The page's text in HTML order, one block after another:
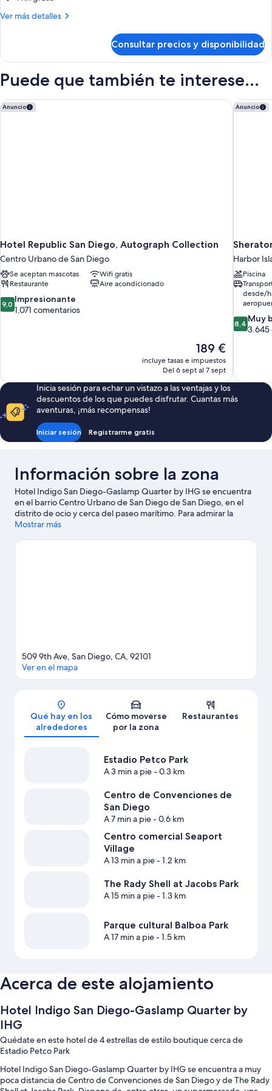
2
Ver más detalles
Más
Queen
Consultar precios y disponibilidad
Puede que también te interese...
Anuncio
Hotel Republic San Diego, Autograph Collection
Centro Urbano de San Diego
Se aceptan mascotas
Wifi gratis
Restaurante
Aire acondicionado
9.0
sobre
9,0 Impresionante
1.071 comentarios
El
precio
actual
de
189 €
189 €
incluye tasas e impuestos
Del 6 sept al 7 sept
Hotel Republic San Diego, Autograph Collection Anuncio
Harbor
Piscina
desde/
8.4
sobre
3.645
8,4 Muy
3.645
Inicia sesión para echar un vistazo a las ventajas y los
descuentos de los que puedes disfrutar. Cuantas más
aventuras, ¡más recompensas!
Iniciar sesión Registrarme gratis
Información sobre la zona
Hotel Indigo San Diego-Gaslamp Quarter by IHG se encuentra
en el barrio Centro Urbano de San Diego de San Diego, en el
distrito de ocio y cerca del paseo marítimo. Para admirar la
belleza natural de esta región, nada como Parque cultural
cultural a tus vacaciones, visita The Rady Shell at Jacobs Park y
Mostrar más
Mapa
509 9th Ave, San Diego, CA, 92101
Ver en el mapa
Qué hay en los
alrededores
Cómo moverse
por la zona
Restaurantes
Estadio Petco Park
A 3 min a pie- 0.3 km
Centro de Convenciones de
San Diego
A 7 min a pie- 0.6 km
Centro comercial Seaport
Village
A 13 min a pie- 1.2 km
The Rady Shell at Jacobs Park
A 15 min a pie- 1.3 km
Parque cultural Balboa Park
A 17 min a pie- 1.5 km
Acerca de este alojamiento
Hotel Indigo San Diego-Gaslamp Quarter by
IHG
Quédate en este hotel de 4 estrellas de estilo boutique cerca de
Estadio Petco Park
Hotel Indigo San Diego-Gaslamp Quarter by IHG se encuentra a muy
poca distancia de Centro de Convenciones de San Diego y de The Rady